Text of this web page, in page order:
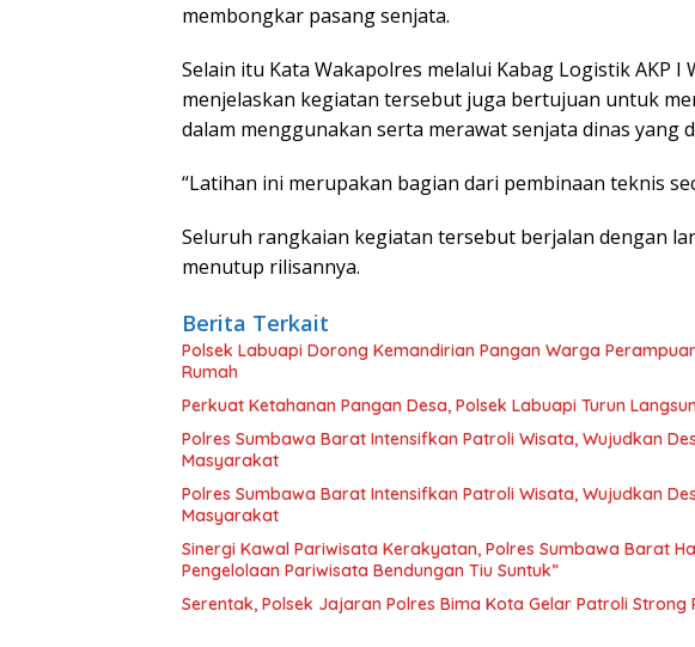
membongkar pasang senjata.
Selain itu Kata Wakapolres melalui Kabag Logistik AKP I
menjelaskan kegiatan tersebut juga bertujuan untuk
dalam menggunakan serta merawat senjata dinas yang
“Latihan ini merupakan bagian dari pembinaan teknis
Seluruh rangkaian kegiatan tersebut berjalan dengan
menutup rilisannya.
Berita Terkait
Polsek Labuapi Dorong Kemandirian Pangan Warga
Rumah
Perkuat Ketahanan Pangan Desa, Polsek Labuapi Turun
Polres Sumbawa Barat Intensifkan Patroli Wisata, Wujudkan
Masyarakat
Polres Sumbawa Barat Intensifkan Patroli Wisata, Wujudkan
Masyarakat
Sinergi Kawal Pariwisata Kerakyatan, Polres Sumbawa Barat
Pengelolaan Pariwisata Bendungan Tiu Suntuk”
Serentak, Polsek Jajaran Polres Bima Kota Gelar Patroli Strong